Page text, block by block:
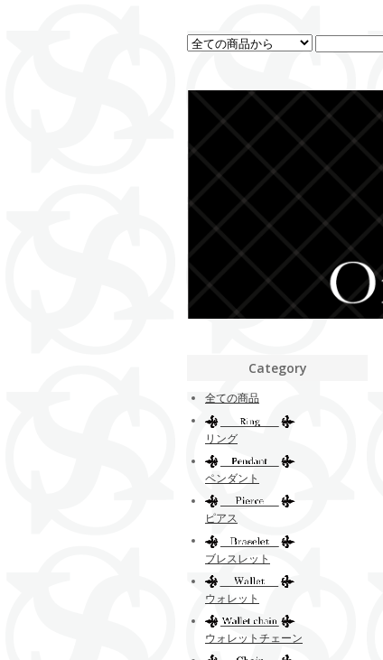
Category
全ての商品
リング
ペンダント
ピアス
ブレスレット
ウォレット
ウォレットチェーン